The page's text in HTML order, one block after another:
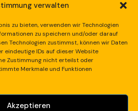
verwalten
zu bieten, verwenden wir Technologien
zu speichern und/oder darauf
Technologien zustimmst, können wir Daten
eindeutige IDs auf dieser Website
Zustimmung nicht erteilst oder
Merkmale und Funktionen
Akzeptieren